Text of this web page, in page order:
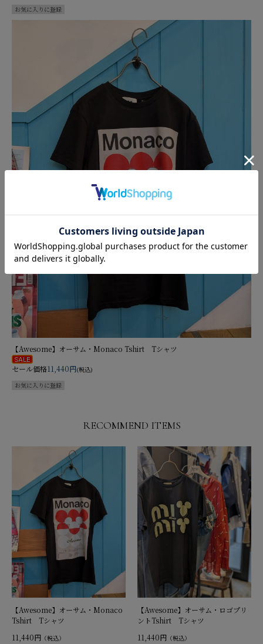
【Awesome】オーサム・Monaco Tshirt Tシャツ
セール価格11,440円(税込)
RECOMMEND ITEMS
【Awesome】オーサム・Monaco
Tshirt Tシャツ
11,440円 （税込）
【Awesome】オーサム・ロゴプリ
ントTshirt Tシャツ
11,440円 （税込）